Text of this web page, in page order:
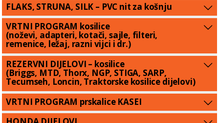
FLAKS, STRUNA, SILK – PVC nit za košnju
VRTNI PROGRAM kosilice
(noževi, adapteri, kotači, sajle, filteri,
remenice, ležaj, razni vijci i dr.)
REZERVNI DIJELOVI – kosilice
(Briggs, MTD, Thorx, NGP, STIGA, SARP,
Tecumseh, Loncin, Traktorske kosilice dijelovi)
VRTNI PROGRAM prskalice KASEI